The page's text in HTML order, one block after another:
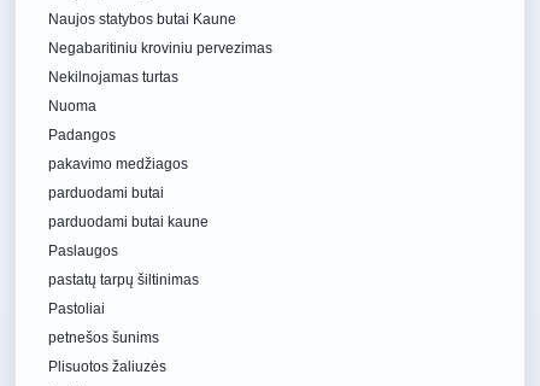
Naujos statybos butai Kaune
Negabaritiniu kroviniu pervezimas
Nekilnojamas turtas
Nuoma
Padangos
pakavimo medžiagos
parduodami butai
parduodami butai kaune
Paslaugos
pastatų tarpų šiltinimas
Pastoliai
petnešos šunims
Plisuotos žaliuzės